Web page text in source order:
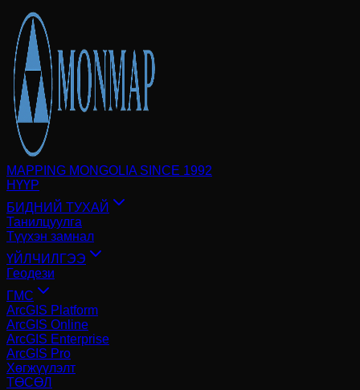
MAPPING MONGOLIA SINCE 1992
НҮҮР
БИДНИЙ ТУХАЙ
Танилцуулга
Түүхэн замнал
ҮЙЛЧИЛГЭЭ
Геодези
ГМС
ArcGIS Platform
ArcGIS Online
ArcGIS Enterprise
ArcGIS Pro
Хөгжүүлэлт
ТӨСӨЛ